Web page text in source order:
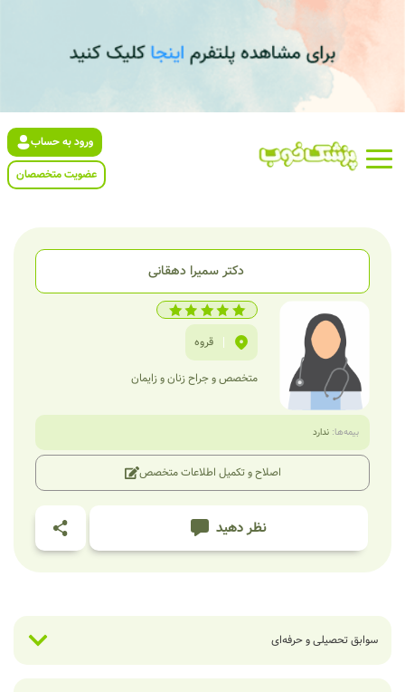
ورود به حساب
عضویت متخصصان
دکتر سمیرا دهقانی
| قروه
متخصص و جراح زنان و زایمان
بیمه‌ها: ندارد
اصلاح و تکمیل اطلاعات متخصص
نظر دهید
سوابق تحصیلی و حرفه‌ای